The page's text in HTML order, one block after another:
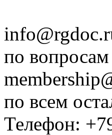
по
по всем
Телефон: